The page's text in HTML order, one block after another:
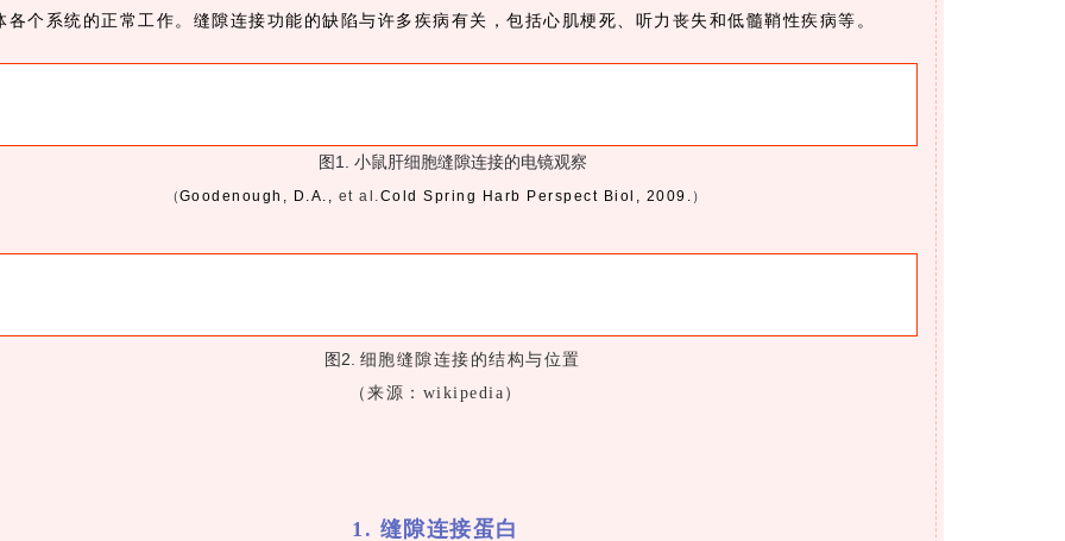
各个系统的正常工作。缝隙连接功能的缺陷与许多疾病有关，包括心肌梗死、听力丧失和低髓鞘性疾病等。
图1. 小鼠肝细胞缝隙连接的电镜观察
（Goodenough, D.A., et al.Cold Spring Harb Perspect Biol, 2009. ）
图2. 细胞缝隙连接的结构与位置
（来源：wikipedia）
1. 缝隙连接蛋白